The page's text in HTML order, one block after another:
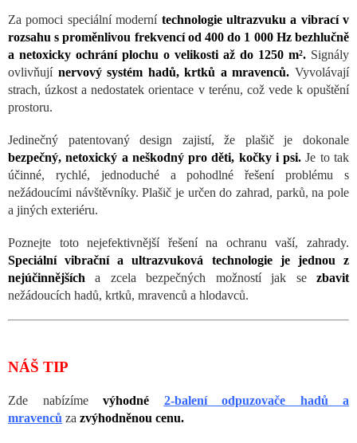
Za pomoci speciální moderní technologie ultrazvuku a vibrací v
rozsahu s proměnlivou frekvencí od 400 do 1 000 Hz bezhlučně
a netoxicky ochrání plochu o velikosti až do 1250 m². Signály
ovlivňují nervový systém hadů, krtků a mravenců. Vyvolávají
strach, úzkost a nedostatek orientace v terénu, což vede k opuštění
prostoru.
Jedinečný patentovaný design zajistí, že plašič je dokonale
bezpečný, netoxický a neškodný pro děti, kočky i psi. Je to tak
účinné, rychlé, jednoduché a pohodlné řešení problému s
nežádoucími návštěvníky. Plašič je určen do zahrad, parků, na pole
a jiných exteriéru.
Poznejte toto nejefektivnější řešení na ochranu vaší, zahrady.
Speciální vibrační a ultrazvuková technologie je jednou z
nejúčinnějších a zcela bezpečných možností jak se zbavit
nežádoucích hadů, krtků, mravenců a hlodavců.
NÁŠ TIP
Zde nabízíme výhodné
2-balení odpuzovače hadů a
mravenců za zvýhodněnou cenu.